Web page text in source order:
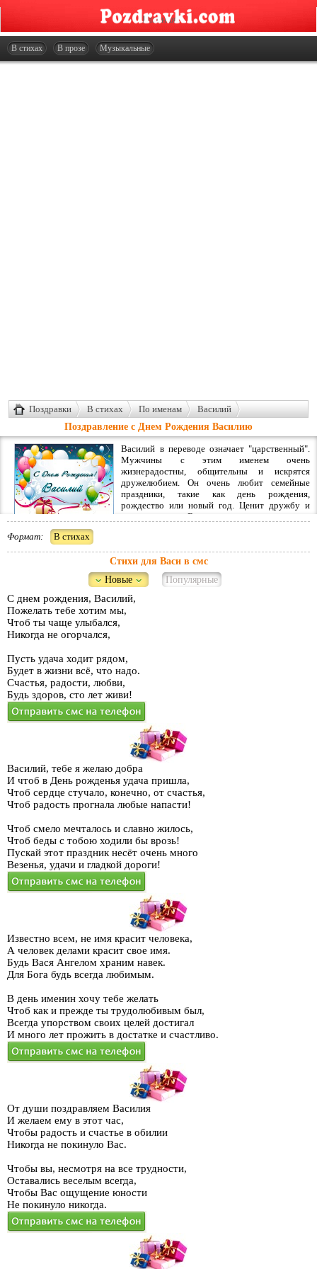
Главная
Открытки
В стихах В прозе Музыкальные
Поздравки В стихах По именам
Василий
Поздравление с Днем Рождения Василию
Василий в переводе означает "царственный".
Мужчины с этим именем очень
жизнерадостны, общительны и искрятся
дружелюбием. Он очень любит семейные
праздники, такие как день рождения,
рождество или новый год. Ценит дружбу и
дорожит ею. Всегда вовремя возвращает
долги. Ответственный и пунктуальный, легко может расположить к себе
любого человека.
Характером обладает очень легким. В молодости часто меняет сферу
деятельности, увлекается чем-то новым. Из-за того, что очень непостоянен,
может утратить ранее приобретенные навыки в той или иной
деятельности. Он без ума от любых игр, имеющих отношение к спорту.
Уважительно относится к любому творчеству, если написать
Василию в стихах, он оценит это по достоинству и будет долгое время их
хранить. Обожает проводить время с друзьями, имеет склонность к
выпивке. У него получается достичь успеха в любой рабочей сфере, к
выполняемым задачам относится очень добросовестно.
Сексуальный аспект для него не так важен, как чувственный.
Первостепенная задача для него - завоевание внимания и любви со стороны
партнерши. Он прекрасно ухаживает, проявляет рыцарские качества,
любит баловать и задаривать цветами и подарками свою избранницу. Для
семейной жизни выбирает хорошую, умную и добрую партнершу. Брак
считает нерушимым аспектом жизни и редко разводится. Испытывая
большую любовь к детям, Вася становится замечательным отцом и
прилагает максимальные усилия для спокойствия и гармонии внутри семьи.
Формат: В стихах
Стихи для Васи в смс
Новые
Популярные
С днем рождения, Василий,
Пожелать тебе хотим мы,
Чтоб ты чаще улыбался,
Никогда не огорчался,
Пусть удача ходит рядом,
Будет в жизни всё, что надо.
Счастья, радости, любви,
Будь здоров, сто лет живи!
Василий, тебе я желаю добра
И чтоб в День рожденья удача пришла,
Чтоб сердце стучало, конечно, от счастья,
Чтоб радость прогнала любые напасти!
Чтоб смело мечталось и славно жилось,
Чтоб беды с тобою ходили бы врозь!
Пускай этот праздник несёт очень много
Везенья, удачи и гладкой дороги!
Известно всем, не имя красит человека,
А человек делами красит свое имя.
Будь Вася Ангелом храним навек.
Для Бога будь всегда любимым.
В день именин хочу тебе желать
Чтоб как и прежде ты трудолюбивым был,
Всегда упорством своих целей достигал
И много лет прожить в достатке и счастливо.
От души поздравляем Василия
И желаем ему в этот час,
Чтобы радость и счастье в обилии
Никогда не покинуло Вас.
Чтобы вы, несмотря на все трудности,
Оставались веселым всегда,
Чтобы Вас ощущение юности
Не покинуло никогда.